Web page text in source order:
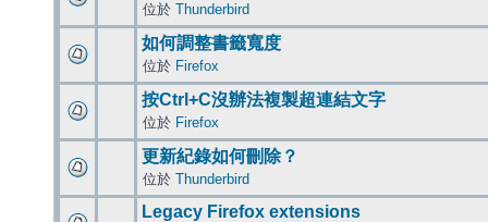
位於 Thunderbird
如何調整書籤寬度
位於 Firefox
按Ctrl+C沒辦法複製超連結文字
位於 Firefox
更新紀錄如何刪除？
位於 Thunderbird
Legacy Firefox extensions